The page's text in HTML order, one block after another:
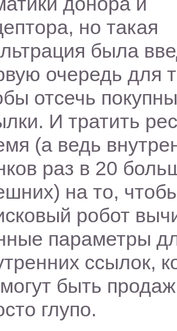
но такая
была
очередь для
отсечь
И тратить
(а ведь
раз в 20
на то,
робот
параметры
ссылок,
быть
глупо.